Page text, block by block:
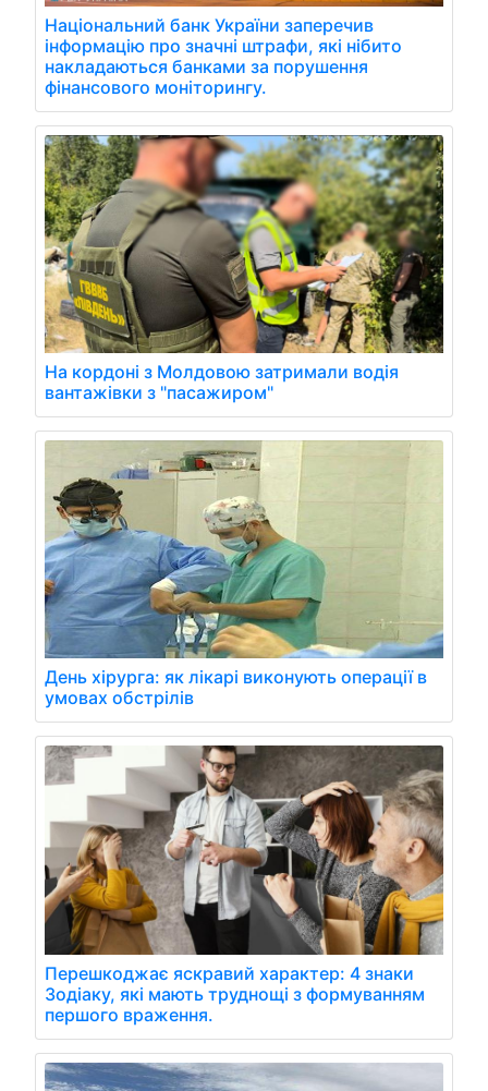
Національний банк України заперечив
інформацію про значні штрафи, які нібито
накладаються банками за порушення
фінансового моніторингу.
На кордоні з Молдовою затримали водія
вантажівки з "пасажиром"
День хірурга: як лікарі виконують операції в
умовах обстрілів
Перешкоджає яскравий характер: 4 знаки
Зодіаку, які мають труднощі з формуванням
першого враження.